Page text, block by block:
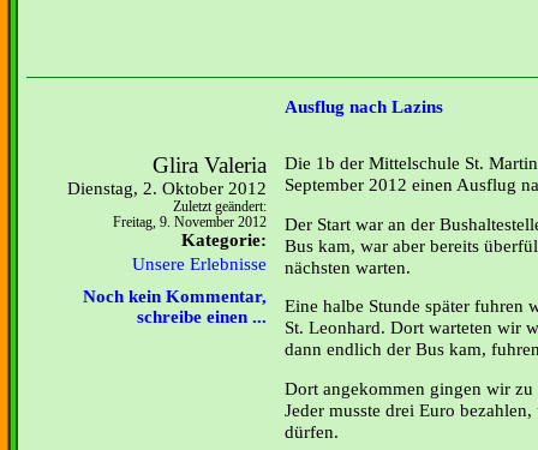
Ausflug nach Lazins
Glira Valeria
Dienstag, 2. Oktober 2012
Zuletzt geändert:
Freitag, 9. November 2012
Kategorie:
Unsere Erlebnisse
Noch kein Kommentar,
schreibe einen ...
Die 1b der Mittelschule St.
September 2012 einen Ausflug
Der Start war an der
Bus kam, war aber bereits
nächsten warten.
Eine halbe Stunde später fuhren
St. Leonhard. Dort warteten wir
dann endlich der Bus kam,
Dort angekommen gingen wir
Jeder musste drei Euro
dürfen.